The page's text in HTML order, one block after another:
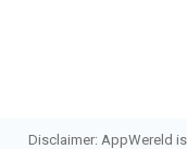
Disclaimer: AppWereld